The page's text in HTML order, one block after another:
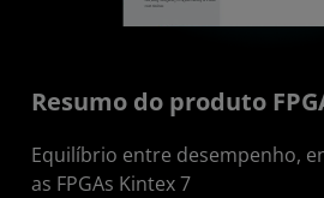
Resumo do produto
Equilíbrio entre desempenho,
as FPGAs Kintex 7